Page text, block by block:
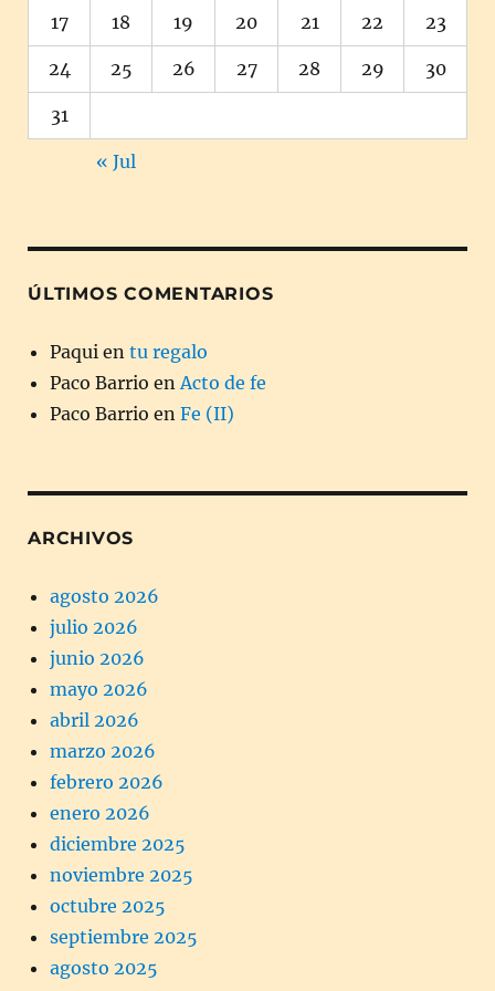
17 18 19 20 21 22 23
24 25 26 27 28 29 30
31
« Jul
ÚLTIMOS COMENTARIOS
Paqui en tu regalo
Paco Barrio en Acto de fe
Paco Barrio en Fe (II)
ARCHIVOS
agosto 2026
julio 2026
junio 2026
mayo 2026
abril 2026
marzo 2026
febrero 2026
enero 2026
diciembre 2025
noviembre 2025
octubre 2025
septiembre 2025
agosto 2025